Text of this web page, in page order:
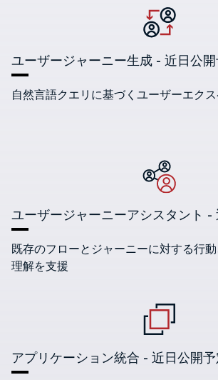
ユーザージャーニー生成 - 近日公開
自然言語クエリに基づくユーザーエク
ユーザージャーニーアシスタント -
既存のフローとジャーニーに対する行
理解を支援
アプリケーション統合 - 近日公開予